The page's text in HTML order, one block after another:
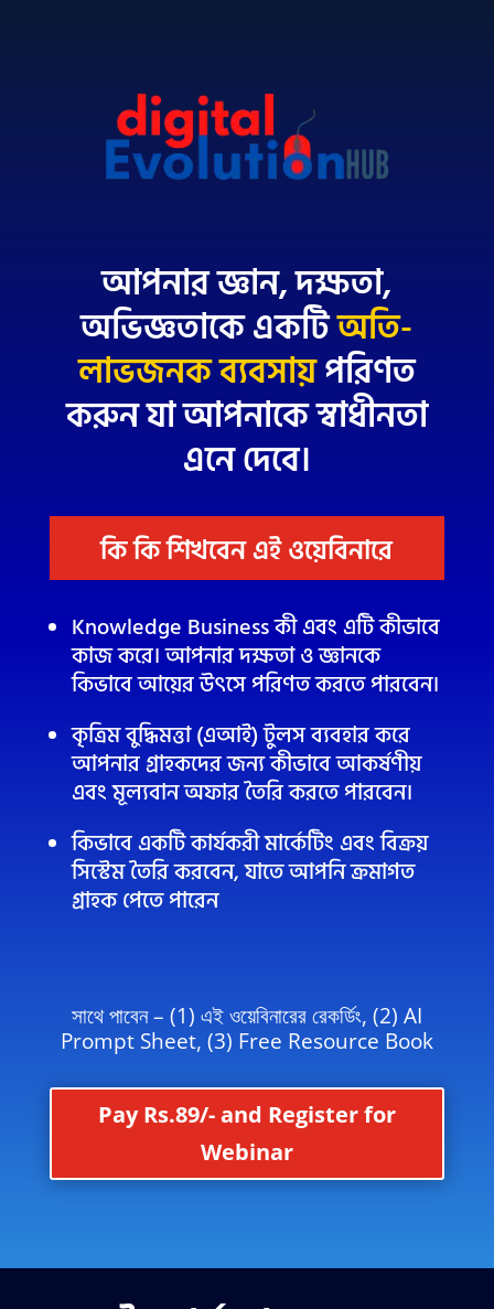
আপনার জ্ঞান, দক্ষতা,
অভিজ্ঞতাকে একটিঅতি-
লাভজনক ব্যবসায়পরিণত
করুন যা আপনাকে স্বাধীনতা
এনে দেবে।
কি কি শিখবেন এই ওয়েবিনারে
Knowledge Business কী এবং এটি কীভাবে
কাজ করে। আপনার দক্ষতা ও জ্ঞানকে
কিভাবে আয়ের উৎসে পরিণত করতে পারবেন।
কৃত্রিম বুদ্ধিমত্তা (এআই) টুলস ব্যবহার করে
আপনার গ্রাহকদের জন্য কীভাবে আকর্ষণীয়
এবং মূল্যবান অফার তৈরি করতে পারবেন।
কিভাবে একটি কার্যকরী মার্কেটিং এবং বিক্রয়
সিস্টেম তৈরি করবেন, যাতে আপনি ক্রমাগত
গ্রাহক পেতে পারেন
সাথে পাবেন – (1) এই ওয়েবিনারের রেকর্ডিং, (2) AI
Prompt Sheet, (3) Free Resource Book
Pay Rs.89/- and Register for
Webinar